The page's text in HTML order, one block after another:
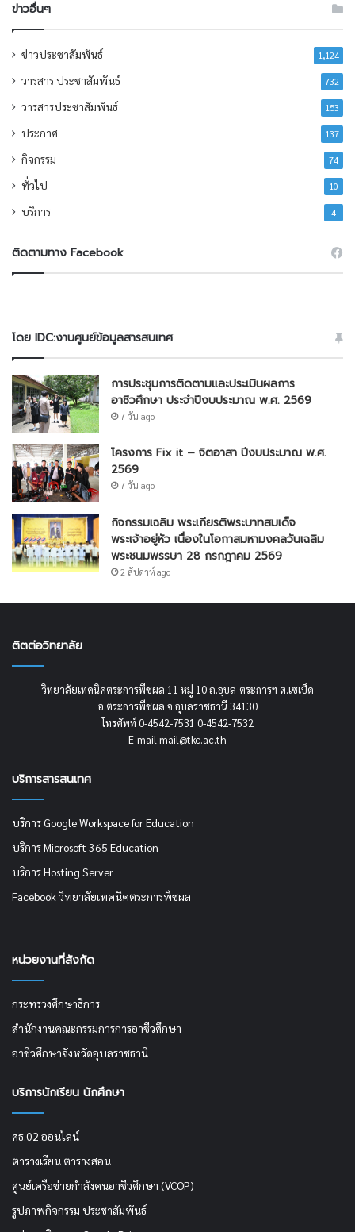
ข่าวอื่นๆ
ข่าวประชาสัมพันธ์ 1,124
วารสาร ประชาสัมพันธ์ 732
วารสารประชาสัมพันธ์ 153
ประกาศ 137
กิจกรรม 74
ทั่วไป 10
บริการ 4
ติดตามทาง Facebook
โดย IDC:งานศูนย์ข้อมูลสารสนเทศ
การประชุมการติดตามและประเมินผลการ
อาชีวศึกษา ประจำปีงบประมาณ พ.ศ. 2569
7 วัน ago
โครงการ Fix it – จิตอาสา ปีงบประมาณ พ.ศ.
2569
7 วัน ago
กิจกรรมเฉลิม พระเกียรติพระบาทสมเด็จ
พระเจ้าอยู่หัว เนื่องในโอกาสมหามงคลวันเฉลิม
พระชนมพรรษา 28 กรกฎาคม 2569
2 สัปดาห์ ago
ติตต่อวิทยาลัย
วิทยาลัยเทคนิคตระการพืชผล 11 หมู่ 10 ถ.อุบล-ตระการฯ ต.เซเป็ด
อ.ตระการพืชผล จ.อุบลราชธานี 34130
โทรศัพท์ 0-4542-7531 0-4542-7532
E-mail mail@tkc.ac.th
บริการสารสนเทศ
บริการ Google Workspace for Education
บริการ Microsoft 365 Education
บริการ Hosting Server
Facebook วิทยาลัยเทคนิคตระการพืชผล
หน่วยงานที่สังกัด
กระทรวงศึกษาธิการ
สำนักงานคณะกรรมการการอาชีวศึกษา
อาชีวศึกษาจังหวัดอุบลราชธานี
บริการนักเรียน นักศึกษา
ศธ.02 ออนไลน์
ตารางเรียน ตารางสอน
ศูนย์เครือข่ายกำลังคนอาชีวศึกษา (VCOP)
รูปภาพกิจกรรม ประชาสัมพันธ์